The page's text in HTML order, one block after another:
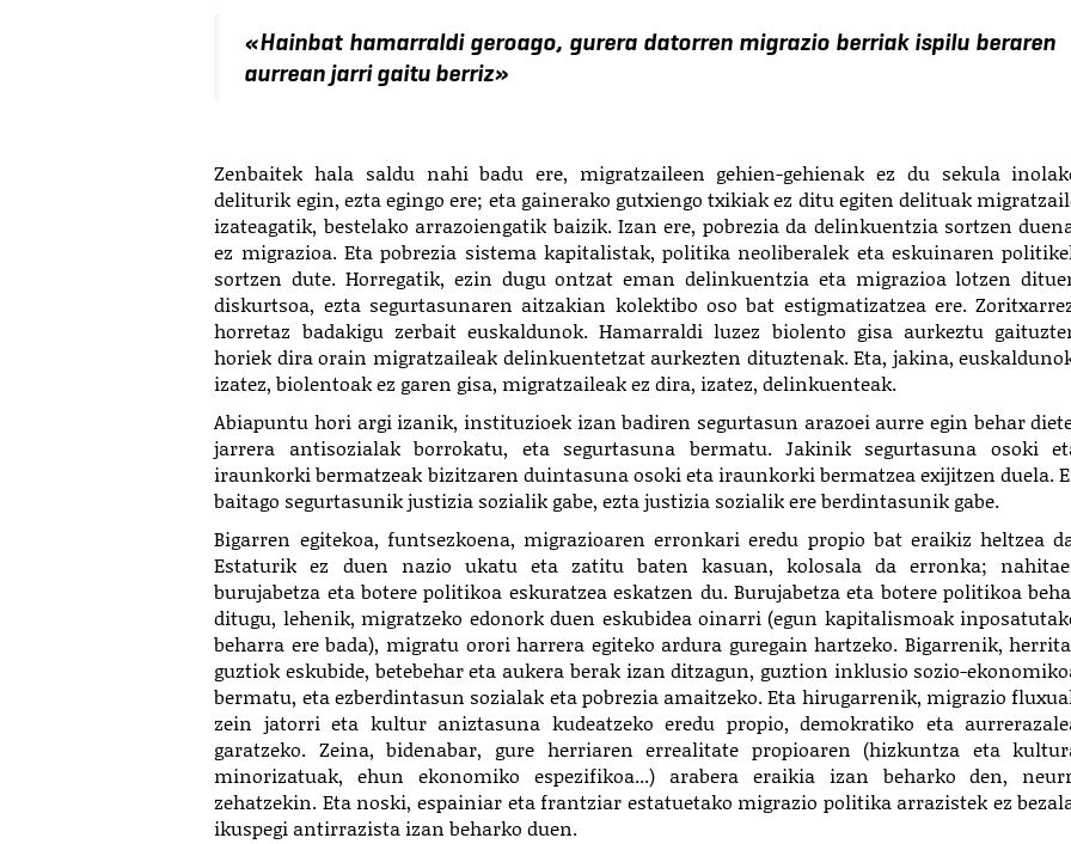
«Hainbat hamarraldi geroago, gurera datorren migrazio berriak ispilu beraren
aurrean jarri gaitu berriz»
Zenbaitek hala saldu nahi badu ere, migratzaileen gehien-gehienak ez du sekula
deliturik egin, ezta egingo ere; eta gainerako gutxiengo txikiak ez ditu egiten delituak
izateagatik, bestelako arrazoiengatik baizik. Izan ere, pobrezia da delinkuentzia sortzen
ez migrazioa. Eta pobrezia sistema kapitalistak, politika neoliberalek eta eskuinaren
sortzen dute. Horregatik, ezin dugu ontzat eman delinkuentzia eta migrazioa lotzen
diskurtsoa, ezta segurtasunaren aitzakian kolektibo oso bat estigmatizatzea ere.
horretaz badakigu zerbait euskaldunok. Hamarraldi luzez biolento gisa aurkeztu
horiek dira orain migratzaileak delinkuentetzat aurkezten dituztenak. Eta, jakina,
izatez, biolentoak ez garen gisa, migratzaileak ez dira, izatez, delinkuenteak.
Abiapuntu hori argi izanik, instituzioek izan badiren segurtasun arazoei aurre egin behar
jarrera antisozialak borrokatu, eta segurtasuna bermatu. Jakinik segurtasuna osoki
iraunkorki bermatzeak bizitzaren duintasuna osoki eta iraunkorki bermatzea exijitzen duela.
baitago segurtasunik justizia sozialik gabe, ezta justizia sozialik ere berdintasunik gabe.
Bigarren egitekoa, funtsezkoena, migrazioaren erronkari eredu propio bat eraikiz heltzea
Estaturik ez duen nazio ukatu eta zatitu baten kasuan, kolosala da erronka;
burujabetza eta botere politikoa eskuratzea eskatzen du. Burujabetza eta botere politikoa
ditugu, lehenik, migratzeko edonork duen eskubidea oinarri (egun kapitalismoak
beharra ere bada), migratu orori harrera egiteko ardura guregain hartzeko. Bigarrenik,
guztiok eskubide, betebehar eta aukera berak izan ditzagun, guztion inklusio sozio-
bermatu, eta ezberdintasun sozialak eta pobrezia amaitzeko. Eta hirugarrenik, migrazio
zein jatorri eta kultur aniztasuna kudeatzeko eredu propio, demokratiko eta
garatzeko. Zeina, bidenabar, gure herriaren errealitate propioaren (hizkuntza eta
minorizatuak, ehun ekonomiko espezifikoa...) arabera eraikia izan beharko den,
zehatzekin. Eta noski, espainiar eta frantziar estatuetako migrazio politika arrazistek ez
ikuspegi antirrazista izan beharko duen.